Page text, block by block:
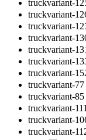
truckvariant-
truckvariant-
truckvariant-
truckvariant-
truckvariant-
truckvariant-
truckvariant-
truckvariant-77
truckvariant-85
truckvariant-111
truckvariant-
truckvariant-